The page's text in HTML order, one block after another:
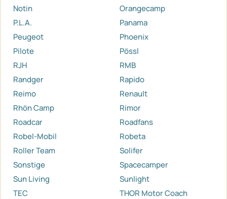
Notin
Orangecamp
P.L.A.
Panama
Peugeot
Phoenix
Pilote
Pössl
RJH
RMB
Randger
Rapido
Reimo
Renault
Rhön Camp
Rimor
Roadcar
Roadfans
Robel-Mobil
Robeta
Roller Team
Solifer
Sonstige
Spacecamper
Sun Living
Sunlight
TEC
THOR Motor Coach